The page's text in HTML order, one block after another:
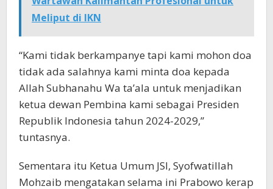
Meliput di IKN
“Kami tidak berkampanye tapi kami mohon doa
tidak ada salahnya kami minta doa kepada
Allah Subhanahu Wa ta’ala untuk menjadikan
ketua dewan Pembina kami sebagai Presiden
Republik Indonesia tahun 2024-2029,”
tuntasnya.
Sementara itu Ketua Umum JSI, Syofwatillah
Mohzaib mengatakan selama ini Prabowo kerap